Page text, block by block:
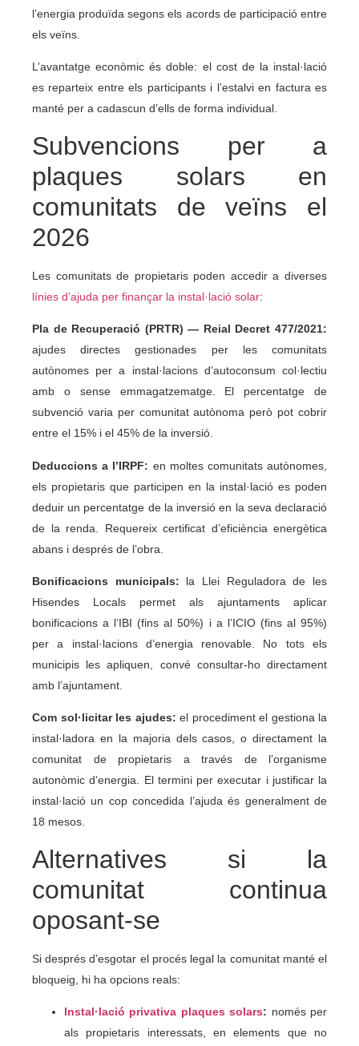
l’energia produïda segons els acords de participació entre
els veïns.
L’avantatge econòmic és doble: el cost de la instal·lació
es reparteix entre els participants i l’estalvi en factura es
manté per a cadascun d’ells de forma individual.
Subvencions per a
plaques solars en
comunitats de veïns el
2026
Les comunitats de propietaris poden accedir a diverses
línies d’ajuda per finançar la instal·lació solar:
Pla de Recuperació (PRTR) — Reial Decret 477/2021:
ajudes directes gestionades per les comunitats
autònomes per a instal·lacions d’autoconsum col·lectiu
amb o sense emmagatzematge. El percentatge de
subvenció varia per comunitat autònoma però pot cobrir
entre el 15% i el 45% de la inversió.
Deduccions a l’IRPF: en moltes comunitats autònomes,
els propietaris que participen en la instal·lació es poden
deduir un percentatge de la inversió en la seva declaració
de la renda. Requereix certificat d’eficiència energètica
abans i després de l’obra.
Bonificacions municipals: la Llei Reguladora de les
Hisendes Locals permet als ajuntaments aplicar
bonificacions a l’IBI (fins al 50%) i a l’ICIO (fins al 95%)
per a instal·lacions d’energia renovable. No tots els
municipis les apliquen, convé consultar-ho directament
amb l’ajuntament.
Com sol·licitar les ajudes: el procediment el gestiona la
instal·ladora en la majoria dels casos, o directament la
comunitat de propietaris a través de l’organisme
autonòmic d’energia. El termini per executar i justificar la
instal·lació un cop concedida l’ajuda és generalment de
18 mesos.
Alternatives si la
comunitat continua
oposant-se
Si després d’esgotar el procés legal la comunitat manté el
bloqueig, hi ha opcions reals:
Instal·lació privativa plaques solars: només per
als propietaris interessats, en elements que no